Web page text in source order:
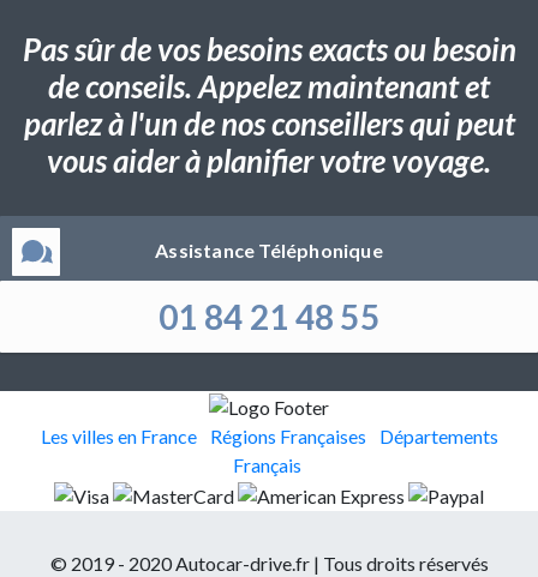
Pas sûr de vos besoins exacts ou besoin
de conseils. Appelez maintenant et
parlez à l'un de nos conseillers qui peut
vous aider à planifier votre voyage.
Assistance Téléphonique
01 84 21 48 55
Les villes en France Régions Françaises
Départements
Français
© 2019 - 2020 Autocar-drive.fr | Tous droits réservés